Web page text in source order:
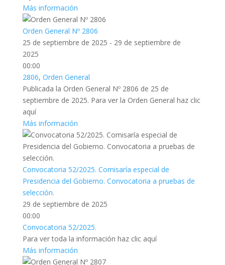
Más información
Orden General Nº 2806
25 de septiembre de 2025 - 29 de septiembre de
2025
00:00
2806, Orden General
Publicada la Orden General Nº 2806 de 25 de
septiembre de 2025. Para ver la Orden General haz clic
aquí
Más información
Convocatoria 52/2025. Comisaría especial de
Presidencia del Gobierno. Convocatoria a pruebas de
selección.
29 de septiembre de 2025
00:00
Convocatoria 52/2025.
Para ver toda la información haz clic aquí
Más información